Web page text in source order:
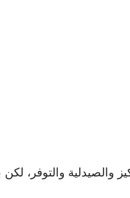
والصيدلية والتوفر،